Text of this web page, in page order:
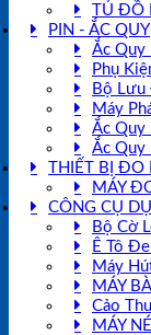
TỦ ĐỒ
PIN - ẮC QUY
Ắc Quy
Phụ
Bộ
Máy
Ắc Quy
Ắc Quy
THIẾT BỊ
MÁY
CÔNG CỤ
Bộ Cờ
Ê Tô
Máy
MÁY
Cảo
MÁY